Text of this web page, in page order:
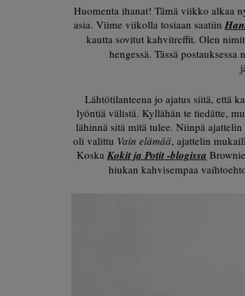
Huomenta ihanat! Tämä viikko alkaa
asia. Viime viikolla tosiaan saatiin
kautta sovitut kahvitreffit. Olen
hengessä. Tässä
Lähtötilanteena jo ajatus siitä, että
lyöntiä välistä. Kyllähän te tiedätte,
lähinnä sitä mitä tulee. Niinpä
oli valittu Vain elämää, ajattelin
Koska Kokit ja Potit -blogissa
hiukan kahvisempaa